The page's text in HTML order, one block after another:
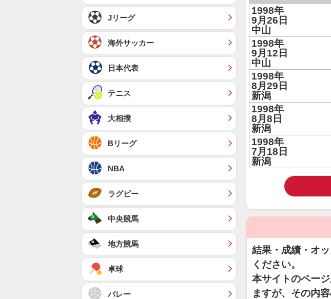
1998年
9月26日
中山
1998年
9月12日
中山
1998年
8月29日
新潟
1998年
8月8日
新潟
1998年
7月18日
新潟
結果・成績・オ
ください。
本サイトのペー
ますが、その内
Jリーグ
海外サッカー
日本代表
テニス
大相撲
Bリーグ
NBA
ラグビー
中央競馬
地方競馬
卓球
バレー